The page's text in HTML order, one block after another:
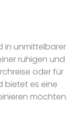
in unmittelbarer
ruhigen und
oder für
bietet es eine
möchten.